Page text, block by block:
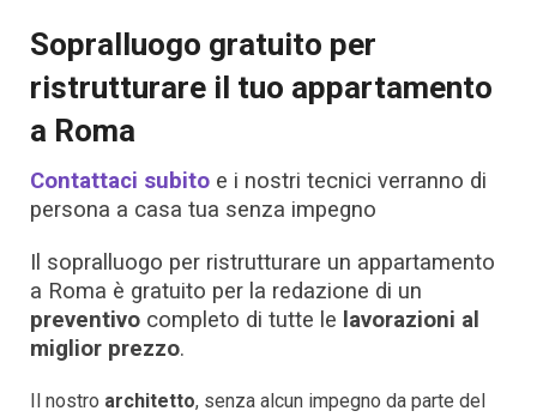
Sopralluogo gratuito per
ristrutturare il tuo appartamento
a Roma
Contattaci subito e i nostri tecnici verranno di
persona a casa tua senza impegno
Il sopralluogo per ristrutturare un appartamento
a Roma è gratuito per la redazione di un
preventivo completo di tutte le lavorazioni al
miglior prezzo.
Il nostro architetto, senza alcun impegno da parte del